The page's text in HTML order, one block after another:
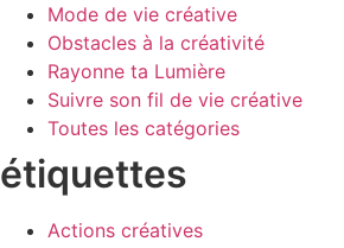
Mode de vie créative
Obstacles à la créativité
Rayonne ta Lumière
Suivre son fil de vie créative
Toutes les catégories
étiquettes
Actions créatives